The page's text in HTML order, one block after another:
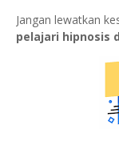
Jangan lewatkan
pelajari hipnosis